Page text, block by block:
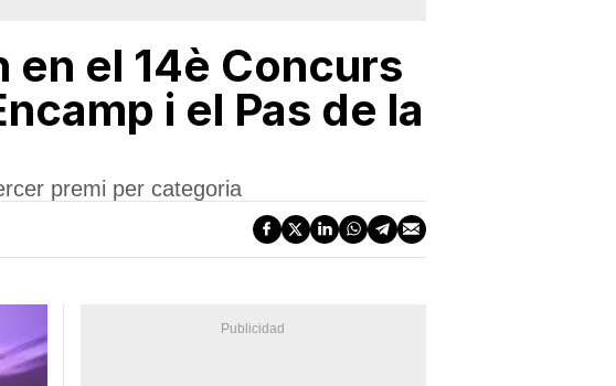
el 14è Concurs
i el Pas de la
premi per categoria